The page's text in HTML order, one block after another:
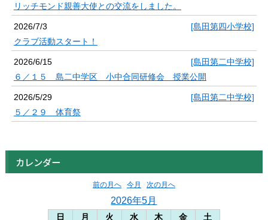
リッチモンド親善大使との交流をしました。
2026/7/3
[島田第四小学校]
クラブ活動スタート！
2026/6/15
[島田第二中学校]
６／１５ 島二中学区 小中合同研修会 授業公開
2026/5/29
[島田第二中学校]
５／２９ 体育祭
カレンダー
前の月へ 今月 次の月へ
2026年5月
日 月 火 水 木 金 土